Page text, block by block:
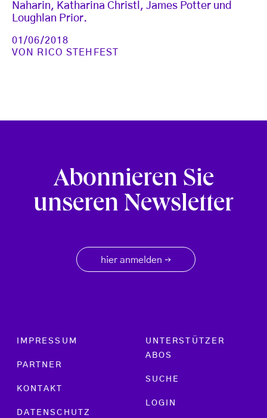
Naharin, Katharina Christl, James Potter und
Loughlan Prior.
01/06/2018
VON
RICO STEHFEST
Abonnieren Sie
unseren Newsletter
hier anmelden →
Footer menu
IMPRESSUM
PARTNER
KONTAKT
DATENSCHUTZ
UNTERSTÜTZER
ABOS
SUCHE
LOGIN